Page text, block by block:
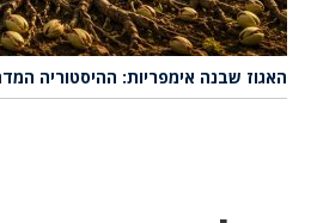
האגוז שבנה אימפריות: ההיסטוריה